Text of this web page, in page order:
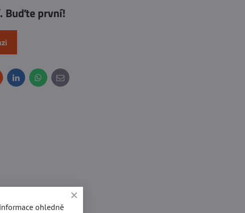
Buďte první!
LinkedInWhatsApp
E-
mail
ohledně